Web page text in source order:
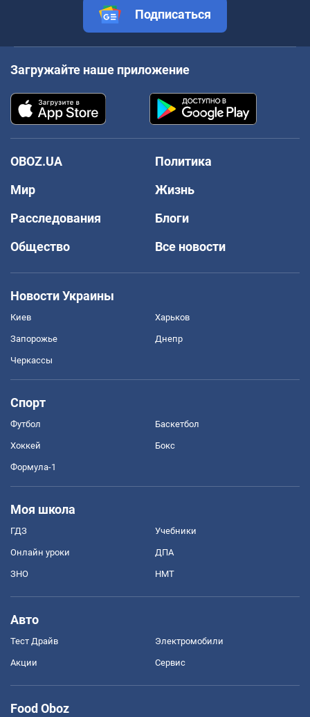
Подписаться
Загружайте наше приложение
OBOZ.UA
Политика
Мир
Жизнь
Расследования
Блоги
Общество
Все новости
Новости Украины
Киев Харьков
Запорожье Днепр
Черкассы
Спорт
Футбол Баскетбол
Хоккей Бокс
Формула-1
Моя школа
ГДЗ Учебники
Онлайн уроки ДПА
ЗНО НМТ
Авто
Тест Драйв Электромобили
Акции Сервис
Food Oboz